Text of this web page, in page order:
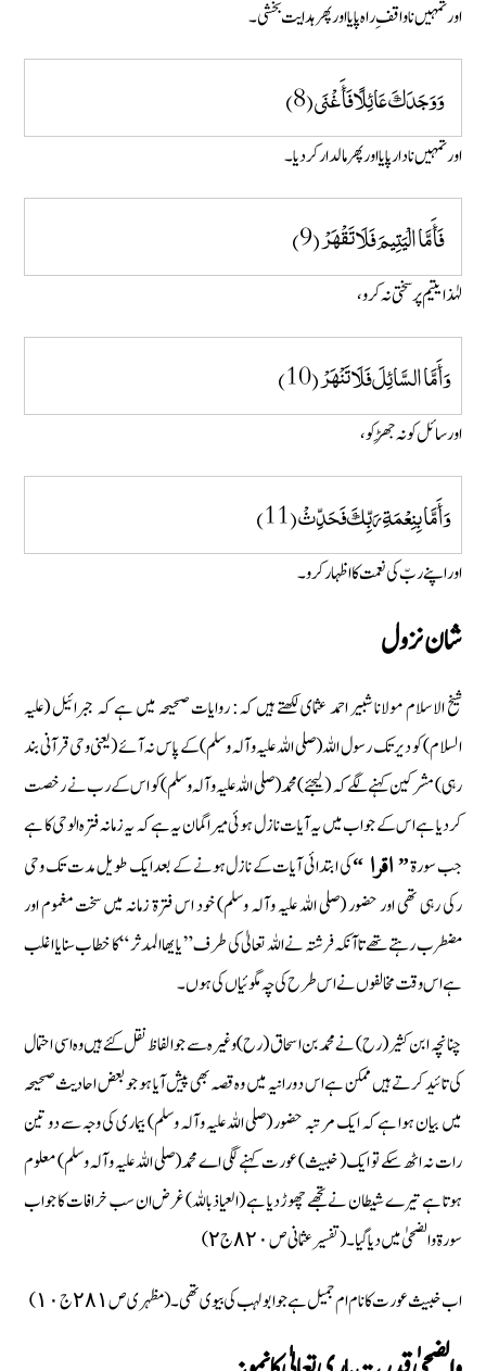
اور تمہیں ناواقفِ راہ پایا اور پھر ہدایت بخشی۔
وَوَجَدَكَ عَائِلًا فَأَغْنَى (8)
اور تمہیں نادار پایا اور پھر مالدار کر دیا۔
فَأَمَّا الْيَتِيمَ فَلَا تَقْهَرْ (9)
لہٰذا یتیم پر سختی نہ کرو،
وَأَمَّا السَّائِلَ فَلَا تَنْهَرْ (10)
اور سائل کو نہ جھِڑکو،
وَأَمَّا بِنِعْمَةِ رَبِّكَ فَحَدِّثْ (11)
اور اپنے ربّ کی نعمت کا اظہار کرو۔
شان نزول
شیخ الاسلام مولانا شبیر احمد عثمای لکھتے ہیں کہ: روایات صحیحہ میں ہے کہ جبرائیل (علیہ
السلام) کو دیر تک رسول اللہ (صلی اللہ علیہ وآلہ وسلم) کے پاس نہ آئے ( یعنی وحی قرآنی بند
رہی) مشرکین کہنے لگے کہ ( لیجئے) محمد (صلی اللہ علیہ وآلہ وسلم) کو اس کے رب نے رخصت
کردیا ہے اس کے جواب میں یہ آیات نازل ہوئی میرا گمان یہ ہے کہ یہ زمانہ فترہ الوحی کا ہے
جب سورة”اقرا “کی ابتدائی آیات کے نازل ہونے کے بعد ایک طویل مدت تک وحی
رکی رہی تھی اور حضور (صلی اللہ علیہ وآلہ وسلم) خود اس فترۃ زمانہ میں سخت مغموم اور
مضطرب رہتے تھے تاآنکہ فرشتہ نے اللہ تعالیٰ کی طرف ” یایھا المدثر “ کا خطاب سنایا اغلب
ہے اس وقت مخالفوں نے اس طرح کی چہ مگوئیاں کی ہوں ۔
چنانچہ ابن کثیر (رح) نے محمد بن اسحاق (رح) وغیرہ سے جو الفاظ نقل کئے ہیں وہ اسی احتمال
کی تائید کرتے ہیں ممکن ہے اس دورانیہ میں وہ قصہ بھی پیش آیا ہو جو بعض احادیث صحیحہ
میں بیان ہوا ہے کہ ایک مرتبہ حضور (صلی اللہ علیہ وآلہ وسلم) بیماری کی وجہ سے دو تین
رات نہ اٹھ سکے تو ایک ( خبیث) عورت کہنے لگی اے محمد (صلی اللہ علیہ وآلہ وسلم) معلوم
ہوتا ہے تیرے شیطان نے تجھے چھوڑ دیا ہے (العیاذ باللہ) غرض ان سب خرافات کا جواب
سورة والضحیٰ میں دیا گیا۔ ( تفسیر عثمانی ص ٨٢٠ ج ٢)
اب خبیث عورت کا نام ام جمیل ہے جو ابو لہب کی بیوی تھی۔ ( مظہری ص ٢٨١ ج ١٠)